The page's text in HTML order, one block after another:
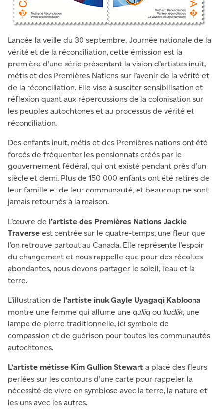
Lancée la veille du 30 septembre, Journée nationale de la
vérité et de la réconciliation, cette émission est la
première d’une série présentant la vision d’artistes inuit,
métis et des Premières Nations sur l’avenir de la vérité et
de la réconciliation. Elle vise à susciter sensibilisation et
réflexion quant aux répercussions de la colonisation sur
les peuples autochtones et au processus de vérité et
réconciliation.
Des enfants inuit, métis et des Premières nations ont été
forcés de fréquenter les pensionnats créés par le
gouvernement fédéral, qui ont existé pendant près d’un
siècle et demi. Plus de 150 000 enfants ont été retirés de
leur famille et de leur communauté, et beaucoup ne sont
jamais retournés à la maison.
L’œuvre de l’artiste des Premières Nations Jackie
Traverse est centrée sur le quatre-temps, une fleur que
l’on retrouve partout au Canada. Elle représente l’espoir
du changement et nous rappelle que pour des récoltes
abondantes, nous devons partager le soleil, l’eau et la
terre.
L’illustration de l’artiste inuk Gayle Uyagaqi Kabloona
montre une femme qui allume une qulliq ou kudlik, une
lampe de pierre traditionnelle, ici symbole de
compassion et de guérison pour toutes les communautés
autochtones.
L’artiste métisse Kim Gullion Stewart a placé des fleurs
perlées sur les contours d’une carte pour rappeler la
nécessité de vivre en symbiose avec la terre, la nature et
les uns avec les autres.